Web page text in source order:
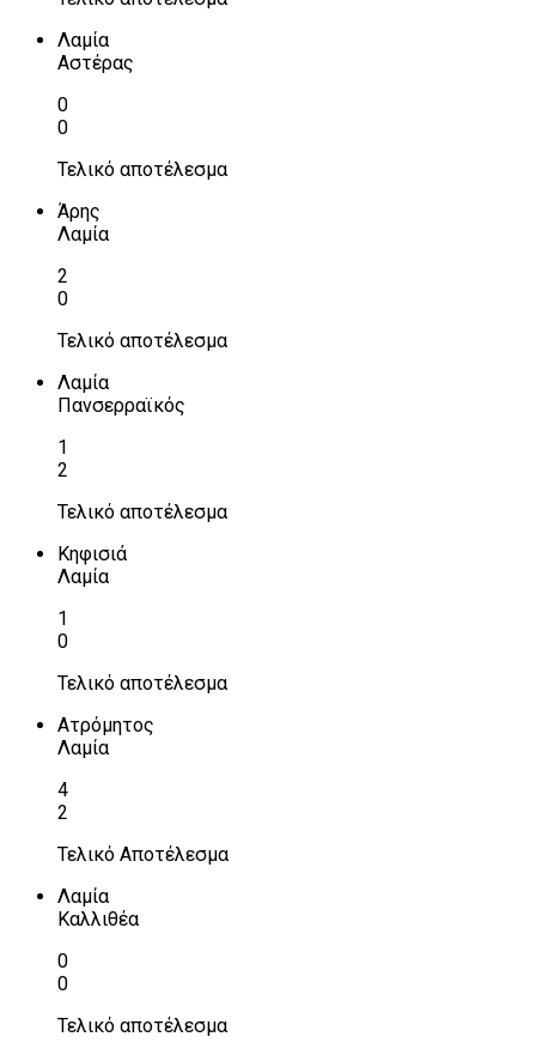
Λαμία
Αστέρας
0
0
Τελικό αποτέλεσμα
Άρης
Λαμία
2
0
Τελικό αποτέλεσμα
Λαμία
Πανσερραϊκός
1
2
Τελικό αποτέλεσμα
Κηφισιά
Λαμία
1
0
Τελικό αποτέλεσμα
Ατρόμητος
Λαμία
4
2
Τελικό Αποτέλεσμα
Λαμία
Καλλιθέα
0
0
Τελικό αποτέλεσμα